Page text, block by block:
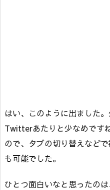
はい、このように出ました
Twitterあたりと少なめです
ので、タブの切り替えなど
も可能でした。
ひとつ面白いなと思ったの